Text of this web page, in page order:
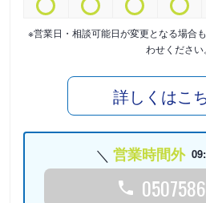
※営業日・相談可能日が変更となる場合
わせください。
詳しくはこ
営業時間外